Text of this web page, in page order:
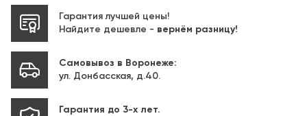
Гарантия лучшей цены!
Найдите дешевле - вернём разницу!
Самовывоз в Воронеже:
ул. Донбасская, д.40.
Гарантия до 3-х лет.